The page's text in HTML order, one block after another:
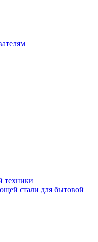
техники
стали для бытовой